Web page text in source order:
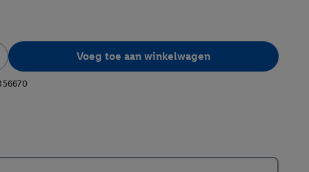
Voeg toe aan winkelwagen